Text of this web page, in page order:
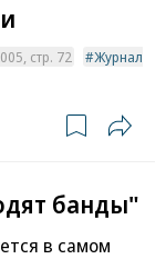
стр. 72
Журнал
банды"
в самом